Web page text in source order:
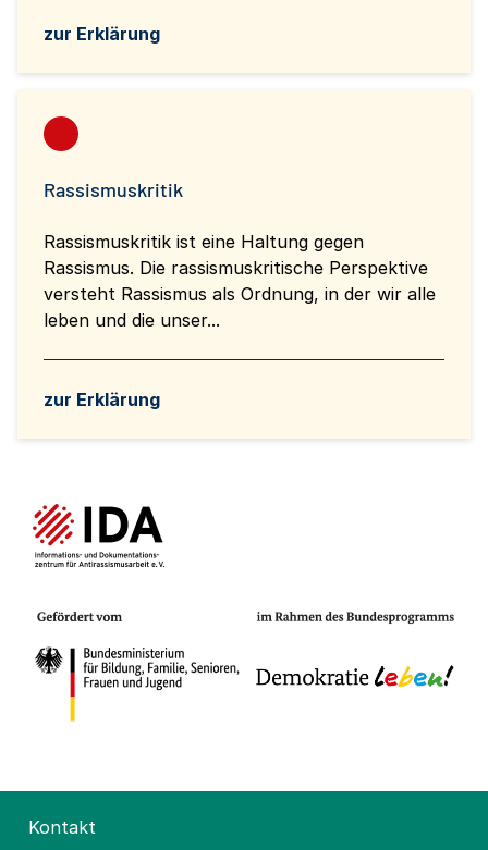
zur Erklärung
Rassismuskritik
Rassismuskritik ist eine Haltung gegen
Rassismus. Die rassismuskritische Perspektive
versteht Rassismus als Ordnung, in der wir alle
leben und die unser...
zur Erklärung
Kontakt